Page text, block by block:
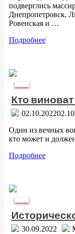
подверглись
Днепропетровск,
Ровенская и …
Подробнее
Кто
02.10.2022
Один из вечных
кто может и
Подробнее
30.09.2022